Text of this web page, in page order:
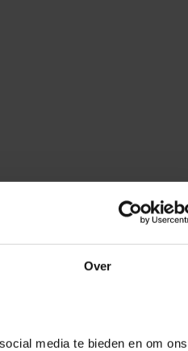
Over
media te bieden en om ons